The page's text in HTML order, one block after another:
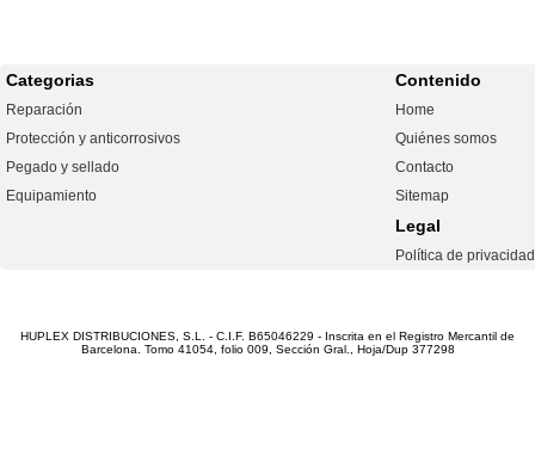
Categorias
Reparación
Protección y anticorrosivos
Pegado y sellado
Equipamiento
Contenido
Home
Quiénes somos
Contacto
Sitemap
Legal
Política de privacidad
HUPLEX DISTRIBUCIONES, S.L. - C.I.F. B65046229 - Inscrita en el Registro Mercantil de
Barcelona. Tomo 41054, folio 009, Sección Gral., Hoja/Dup 377298